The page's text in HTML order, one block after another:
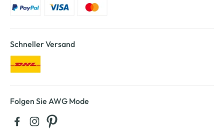
Schneller Versand
Folgen Sie AWG Mode